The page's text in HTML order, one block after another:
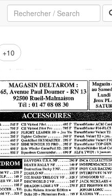
+10